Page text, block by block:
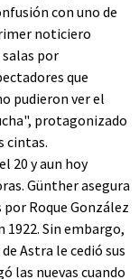
con uno de
noticiero
por
que
pudieron ver el
protagonizado
cintas.
20 y aun hoy
Günther asegura
Roque González
1922. Sin embargo,
Astra le cedió sus
las nuevas cuando